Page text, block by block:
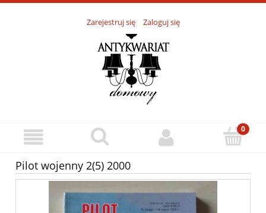
Zarejestruj się Zaloguj się
Pilot wojenny 2(5) 2000